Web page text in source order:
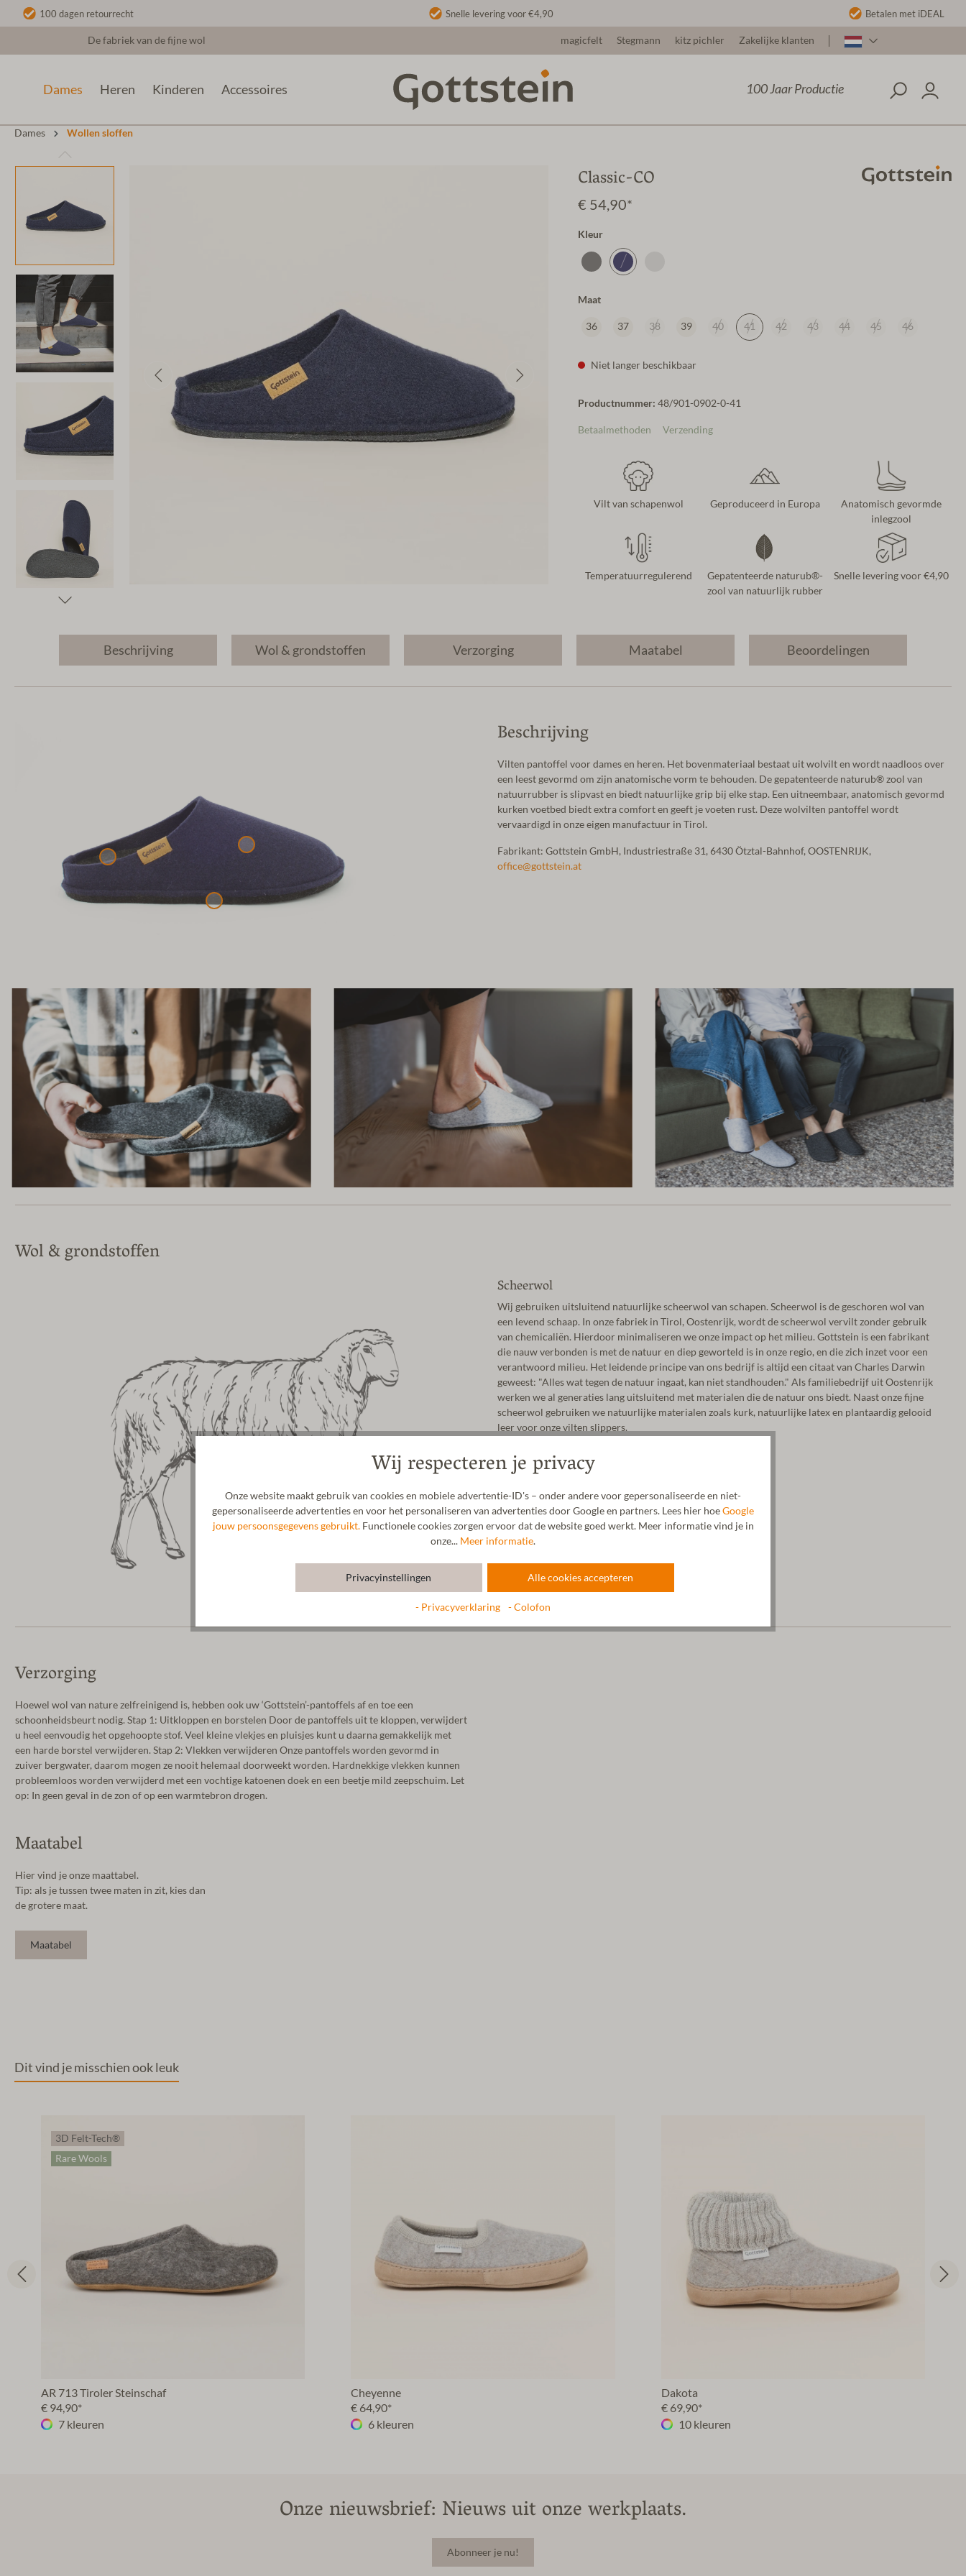
100 dagen retourrecht Snelle levering voor €4,90 Betalen met iDEAL
De fabriek van de fijne wol magicfelt Stegmann kitz pichler Zakelijke klanten
100 Jaar Productie
Dames Heren Kinderen Accessoires
Dames Wollen sloffen
Classic-CO
€ 54,90*
Kleur
Maat
36 37 38 39 40 41 42 43 44 45 46
Niet langer beschikbaar
Productnummer: 48/901-0902-0-41
Betaalmethoden Verzending
Vilt van schapenwol Geproduceerd in Europa
Anatomisch gevormde
inlegzool
Temperatuurregulerend
Gepatenteerde naturub®-
zool van natuurlijk rubber
Snelle levering voor €4,90
Beschrijving Wol & grondstoffen Verzorging Maatabel Beoordelingen
Beschrijving
Vilten pantoffel voor dames en heren. Het bovenmateriaal bestaat uit wolvilt en wordt naadloos over
een leest gevormd om zijn anatomische vorm te behouden. De gepatenteerde naturub® zool van
natuurrubber is slipvast en biedt natuurlijke grip bij elke stap. Een uitneembaar, anatomisch gevormd
kurken voetbed biedt extra comfort en geeft je voeten rust. Deze wolvilten pantoffel wordt
vervaardigd in onze eigen manufactuur in Tirol.
Fabrikant: Gottstein GmbH, Industriestraße 31, 6430 Ötztal-Bahnhof, OOSTENRIJK,
office@gottstein.at
Wol & grondstoffen
Scheerwol
Wij gebruiken uitsluitend natuurlijke scheerwol van schapen. Scheerwol is de geschoren wol van
een levend schaap. In onze fabriek in Tirol, Oostenrijk, wordt de scheerwol vervilt zonder gebruik
van chemicaliën. Hierdoor minimaliseren we onze impact op het milieu. Gottstein is een fabrikant
die nauw verbonden is met de natuur en diep geworteld is in onze regio, en die zich inzet voor een
verantwoord milieu. Het leidende principe van ons bedrijf is altijd een citaat van Charles Darwin
geweest: "Alles wat tegen de natuur ingaat, kan niet standhouden." Als familiebedrijf uit Oostenrijk
werken we al generaties lang uitsluitend met materialen die de natuur ons biedt. Naast onze fijne
scheerwol gebruiken we natuurlijke materialen zoals kurk, natuurlijke latex en plantaardig gelooid
leer voor onze vilten slippers.
Verzorging
Hoewel wol van nature zelfreinigend is, hebben ook uw ‘Gottstein’-pantoffels af en toe een
schoonheidsbeurt nodig. Stap 1: Uitkloppen en borstelen Door de pantoffels uit te kloppen, verwijdert
u heel eenvoudig het opgehoopte stof. Veel kleine vlekjes en pluisjes kunt u daarna gemakkelijk met
een harde borstel verwijderen. Stap 2: Vlekken verwijderen Onze pantoffels worden gevormd in
zuiver bergwater, daarom mogen ze nooit helemaal doorweekt worden. Hardnekkige vlekken kunnen
probleemloos worden verwijderd met een vochtige katoenen doek en een beetje mild zeepschuim. Let
op: In geen geval in de zon of op een warmtebron drogen.
Maatabel
Hier vind je onze maattabel.
Tip: als je tussen twee maten in zit, kies dan
de grotere maat.
Maatabel
Dit vind je misschien ook leuk
3D Felt-Tech®
Rare Wools
AR 713 Tiroler Steinschaf
€ 94,90*
7 kleuren
Cheyenne
€ 64,90*
6 kleuren
Dakota
€ 69,90*
10 kleuren
Onze nieuwsbrief: Nieuws uit onze werkplaats.
Abonneer je nu!
Wij respecteren je privacy
Onze website maakt gebruik van cookies en mobiele advertentie-ID's – onder andere voor gepersonaliseerde en niet-
gepersonaliseerde advertenties en voor het personaliseren van advertenties door Google en partners. Lees hier hoeGoogle
jouw persoonsgegevens gebruikt. Functionele cookies zorgen ervoor dat de website goed werkt. Meer informatie vind je in
onze... Meer informatie.
Privacyinstellingen Alle cookies accepteren
- Privacyverklaring - Colofon